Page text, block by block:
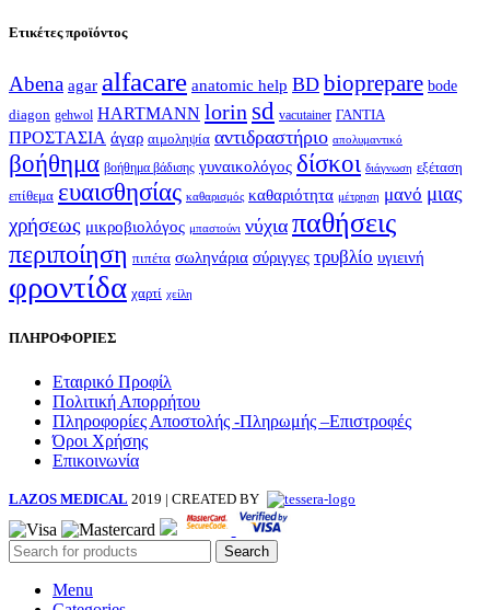
Ετικέτες προϊόντος
Abena agar alfacare anatomic help BD bioprepare bode
diagon gehwol HARTMANN lorin sd vacutainer ΓΑΝΤΙΑ
ΠΡΟΣΤΑΣΙΑ άγαρ αιμοληψία αντιδραστήριο απολυμαντικό
βοήθημα βοήθημα βάδισης γυναικολόγος δίσκοι διάγνωση εξέταση
επίθεμα ευαισθησίας καθαρισμός καθαριότητα μέτρηση μανό μιας
χρήσεως μικροβιολόγος μπαστούνι νύχια παθήσεις
περιποίηση πιπέτα σωληνάρια σύριγγες τρυβλίο υγιεινή
φροντίδα χαρτί χείλη
ΠΛΗΡΟΦΟΡΙΕΣ
Εταιρικό Προφίλ
Πολιτική Απορρήτου
Πληροφορίες Αποστολής -Πληρωμής –Επιστροφές
Όροι Χρήσης
Επικοινωνία
LAZOS MEDICAL 2019 | CREATED BY
Search
Menu